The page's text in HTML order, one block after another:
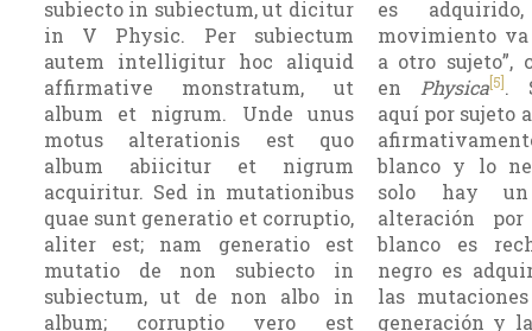
subiecto in subiectum, ut dicitur
in V Physic. Per subiectum
autem intelligitur hoc aliquid
affirmative monstratum, ut
album et nigrum. Unde unus
motus alterationis est quo
album abiicitur et nigrum
acquiritur. Sed in mutationibus
quae sunt generatio et corruptio,
aliter est; nam generatio est
mutatio de non subiecto in
subiectum, ut de non albo in
album; corruptio vero est
es
movimiento
a otro sujeto”,
en
Physica[5].
aquí por sujeto
blanco y lo
solo hay
alteración
blanco es
negro es
las
generación y